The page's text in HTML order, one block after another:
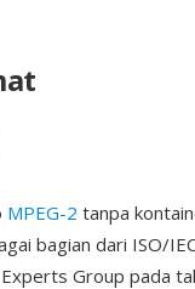
MPEG-2 tanpa
bagian dari ISO/
Group pada